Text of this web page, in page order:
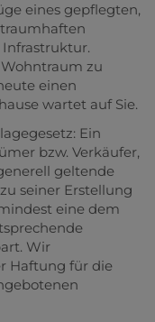
eines gepflegten,
Wohntraum zu
einen
wartet auf Sie.
Ein
bzw. Verkäufer,
geltende
seiner Erstellung
eine dem
Wir
Haftung für die